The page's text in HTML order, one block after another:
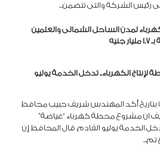
رئيس الشركة والتى تتضمن...
لمدن الساحل الشمالى والعلمين
جنيه
لإنتاج الكهرباء.. تدخل الخدمة يوليو
17/3/2018 بتاريخ أكد المهندس شريف حبيب محافظ
ان مشروع محطة كهرباء “غياضة”
الخدمة يوليو القادم. قال المحافظ إن
تم...